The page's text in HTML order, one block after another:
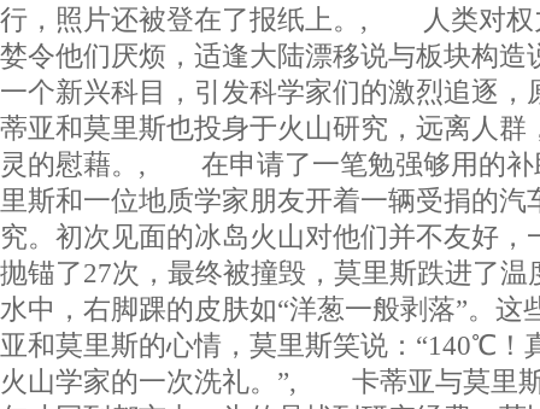
行，照片还被登在了报纸上。, 人类对权
婪令他们厌烦，适逢大陆漂移说与板块构造
一个新兴科目，引发科学家们的激烈追逐，
蒂亚和莫里斯也投身于火山研究，远离人群
灵的慰藉。, 在申请了一笔勉强够用的补
里斯和一位地质学家朋友开着一辆受捐的汽
究。初次见面的冰岛火山对他们并不友好，
抛锚了27次，最终被撞毁，莫里斯跌进了
水中，右脚踝的皮肤如“洋葱一般剥落”。这
亚和莫里斯的心情，莫里斯笑说：“140℃！
火山学家的一次洗礼。”, 卡蒂亚与莫里